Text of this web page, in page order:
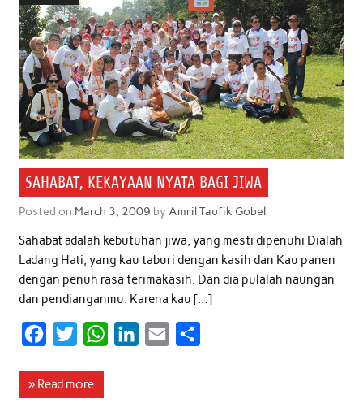
SAHABAT, KEKAYAAN NYATA BAGI JIWA
Posted on March 3, 2009 by Amril Taufik Gobel
Sahabat adalah kebutuhan jiwa, yang mesti dipenuhi Dialah
Ladang Hati, yang kau taburi dengan kasih dan Kau panen
dengan penuh rasa terimakasih. Dan dia pulalah naungan
dan pendianganmu. Karena kau […]
c
i
W
» Read more